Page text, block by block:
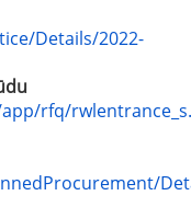
Details/2022-
rfq/